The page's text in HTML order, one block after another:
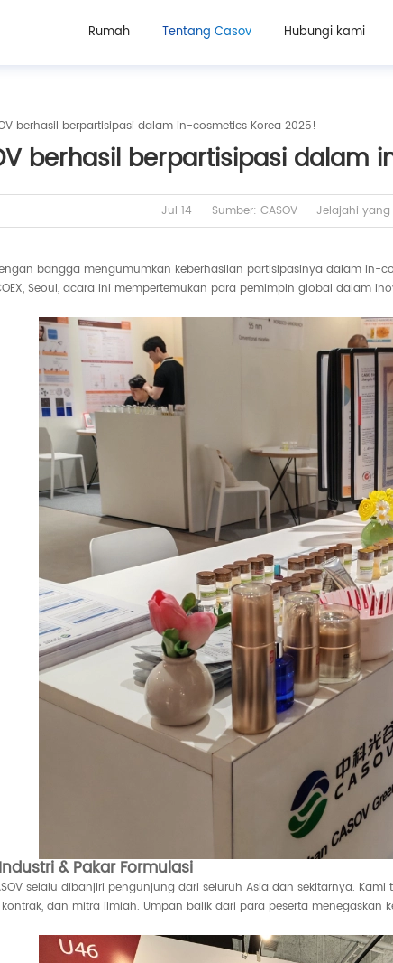
Rumah Tentang Casov Hubungi kami
berhasil berpartisipasi dalam in-cosmetics Korea 2025!
berhasil berpartisipasi dalam
Jul 14 Sumber: CASOV Jelajahi
bangga mengumumkan keberhasilan partisipasinya dalam in-
Seoul, acara ini mempertemukan para pemimpin global dalam
& Pakar Formulasi
selalu dibanjiri pengunjung dari seluruh Asia dan sekitarnya.
dan mitra ilmiah. Umpan balik dari para peserta